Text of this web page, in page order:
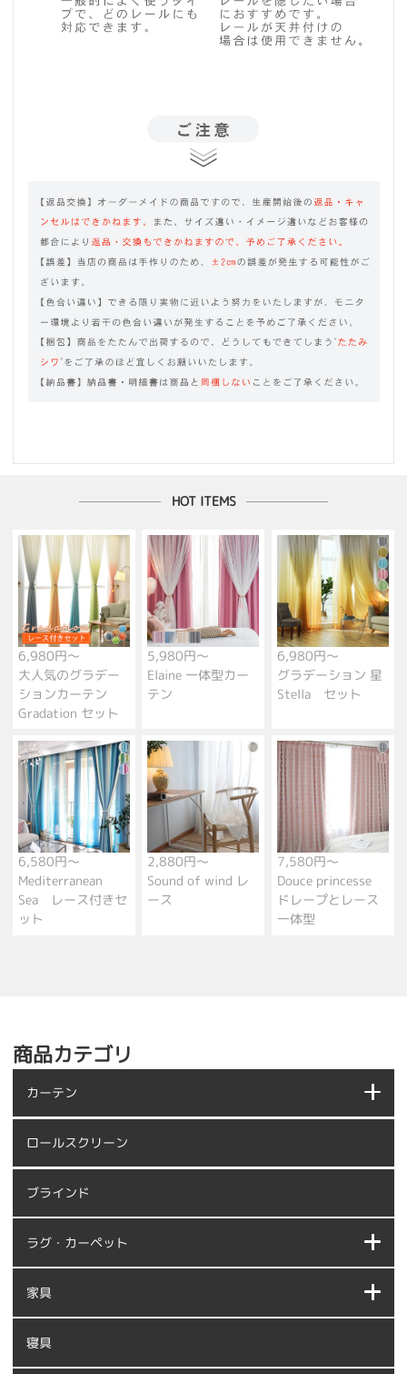
HOT ITEMS
6,980円～
大人気のグラデー
ションカーテン
Gradation セット
5,980円～
Elaine 一体型カー
テン
6,980円～
グラデーション 星
Stella セット
6,580円～
Mediterranean
Sea レース付きセ
ット
2,880円～
Sound of wind レ
ース
7,580円～
Douce princesse
ドレープとレース
一体型
商品カテゴリ
カーテン
ロールスクリーン
ブラインド
ラグ・カーペット
家具
寝具